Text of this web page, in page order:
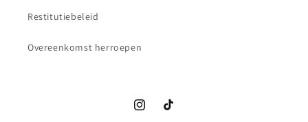
Restitutiebeleid
Overeenkomst herroepen
InstagramTikTok